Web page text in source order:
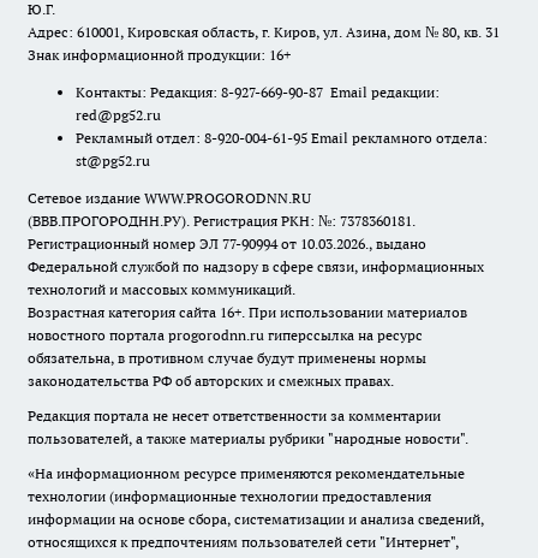
Ю.Г.
Адрес: 610001, Кировская область, г. Киров, ул. Азина, дом № 80, кв. 31
Знак информационной продукции: 16+
Контакты: Редакция: 8-927-669-90-87 Email редакции:
red@pg52.ru
Рекламный отдел: 8-920-004-61-95 Email рекламного отдела:
st@pg52.ru
Сетевое издание WWW.PROGORODNN.RU
(ВВВ.ПРОГОРОДНН.РУ). Регистрация РКН: №: 7378360181.
Регистрационный номер ЭЛ 77-90994 от 10.03.2026., выдано
Федеральной службой по надзору в сфере связи, информационных
технологий и массовых коммуникаций.
Возрастная категория сайта 16+. При использовании материалов
новостного портала progorodnn.ru гиперссылка на ресурс
обязательна, в противном случае будут применены нормы
законодательства РФ об авторских и смежных правах.
Редакция портала не несет ответственности за комментарии
пользователей, а также материалы рубрики "народные новости".
«На информационном ресурсе применяются рекомендательные
технологии (информационные технологии предоставления
информации на основе сбора, систематизации и анализа сведений,
относящихся к предпочтениям пользователей сети "Интернет",